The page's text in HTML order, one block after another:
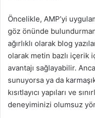
Öncelikle, AMP’yi
göz önünde
ağırlıklı olarak blog
olarak metin bazlı içerik
avantajı sağlayabilir.
sunuyorsa ya da
kısıtlayıcı yapıları ve
deneyiminizi olumsuz